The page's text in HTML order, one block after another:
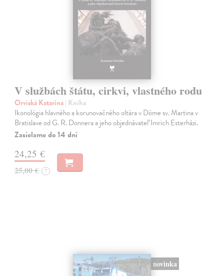
V službách štátu, cirkvi, vlastného rodu
Orviská Katarína| Kniha
Ikonológia hlavného a korunovačného oltára v Dóme sv. Martina v
Bratislave od G. R. Donnera a jeho objednávateľ Imrich Esterházi.
Zasielame do 14 dní
24,25 €
25,00 € ?
novinka